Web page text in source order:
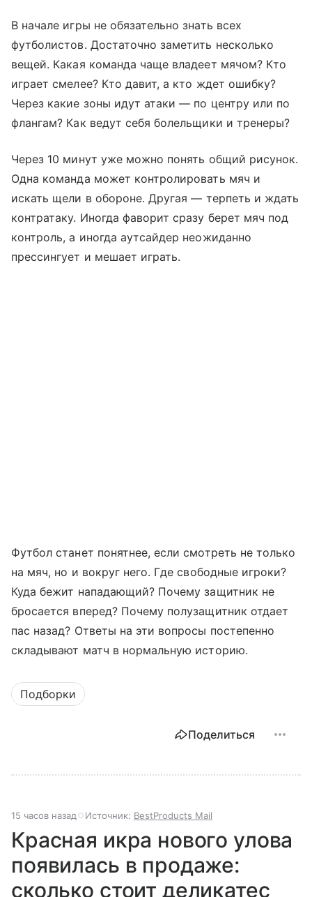
В начале игры не обязательно знать всех
футболистов. Достаточно заметить несколько
вещей. Какая команда чаще владеет мячом? Кто
играет смелее? Кто давит, а кто ждет ошибку?
Через какие зоны идут атаки — по центру или по
флангам? Как ведут себя болельщики и тренеры?
Через 10 минут уже можно понять общий рисунок.
Одна команда может контролировать мяч и
искать щели в обороне. Другая — терпеть и ждать
контратаку. Иногда фаворит сразу берет мяч под
контроль, а иногда аутсайдер неожиданно
прессингует и мешает играть.
Футбол станет понятнее, если смотреть не только
на мяч, но и вокруг него. Где свободные игроки?
Куда бежит нападающий? Почему защитник не
бросается вперед? Почему полузащитник отдает
пас назад? Ответы на эти вопросы постепенно
складывают матч в нормальную историю.
Подборки
Поделиться
15 часов назад Источник: BestProducts Mail
Красная икра нового улова
появилась в продаже:
сколько стоит деликатес